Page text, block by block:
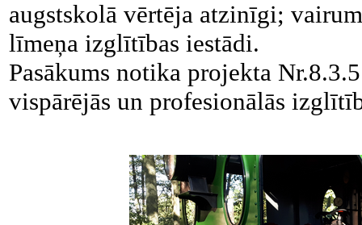
augstskolā vērtēja atzinīgi;
līmeņa izglītības iestādi.
Pasākums notika projekta
vispārējās un profesionālās